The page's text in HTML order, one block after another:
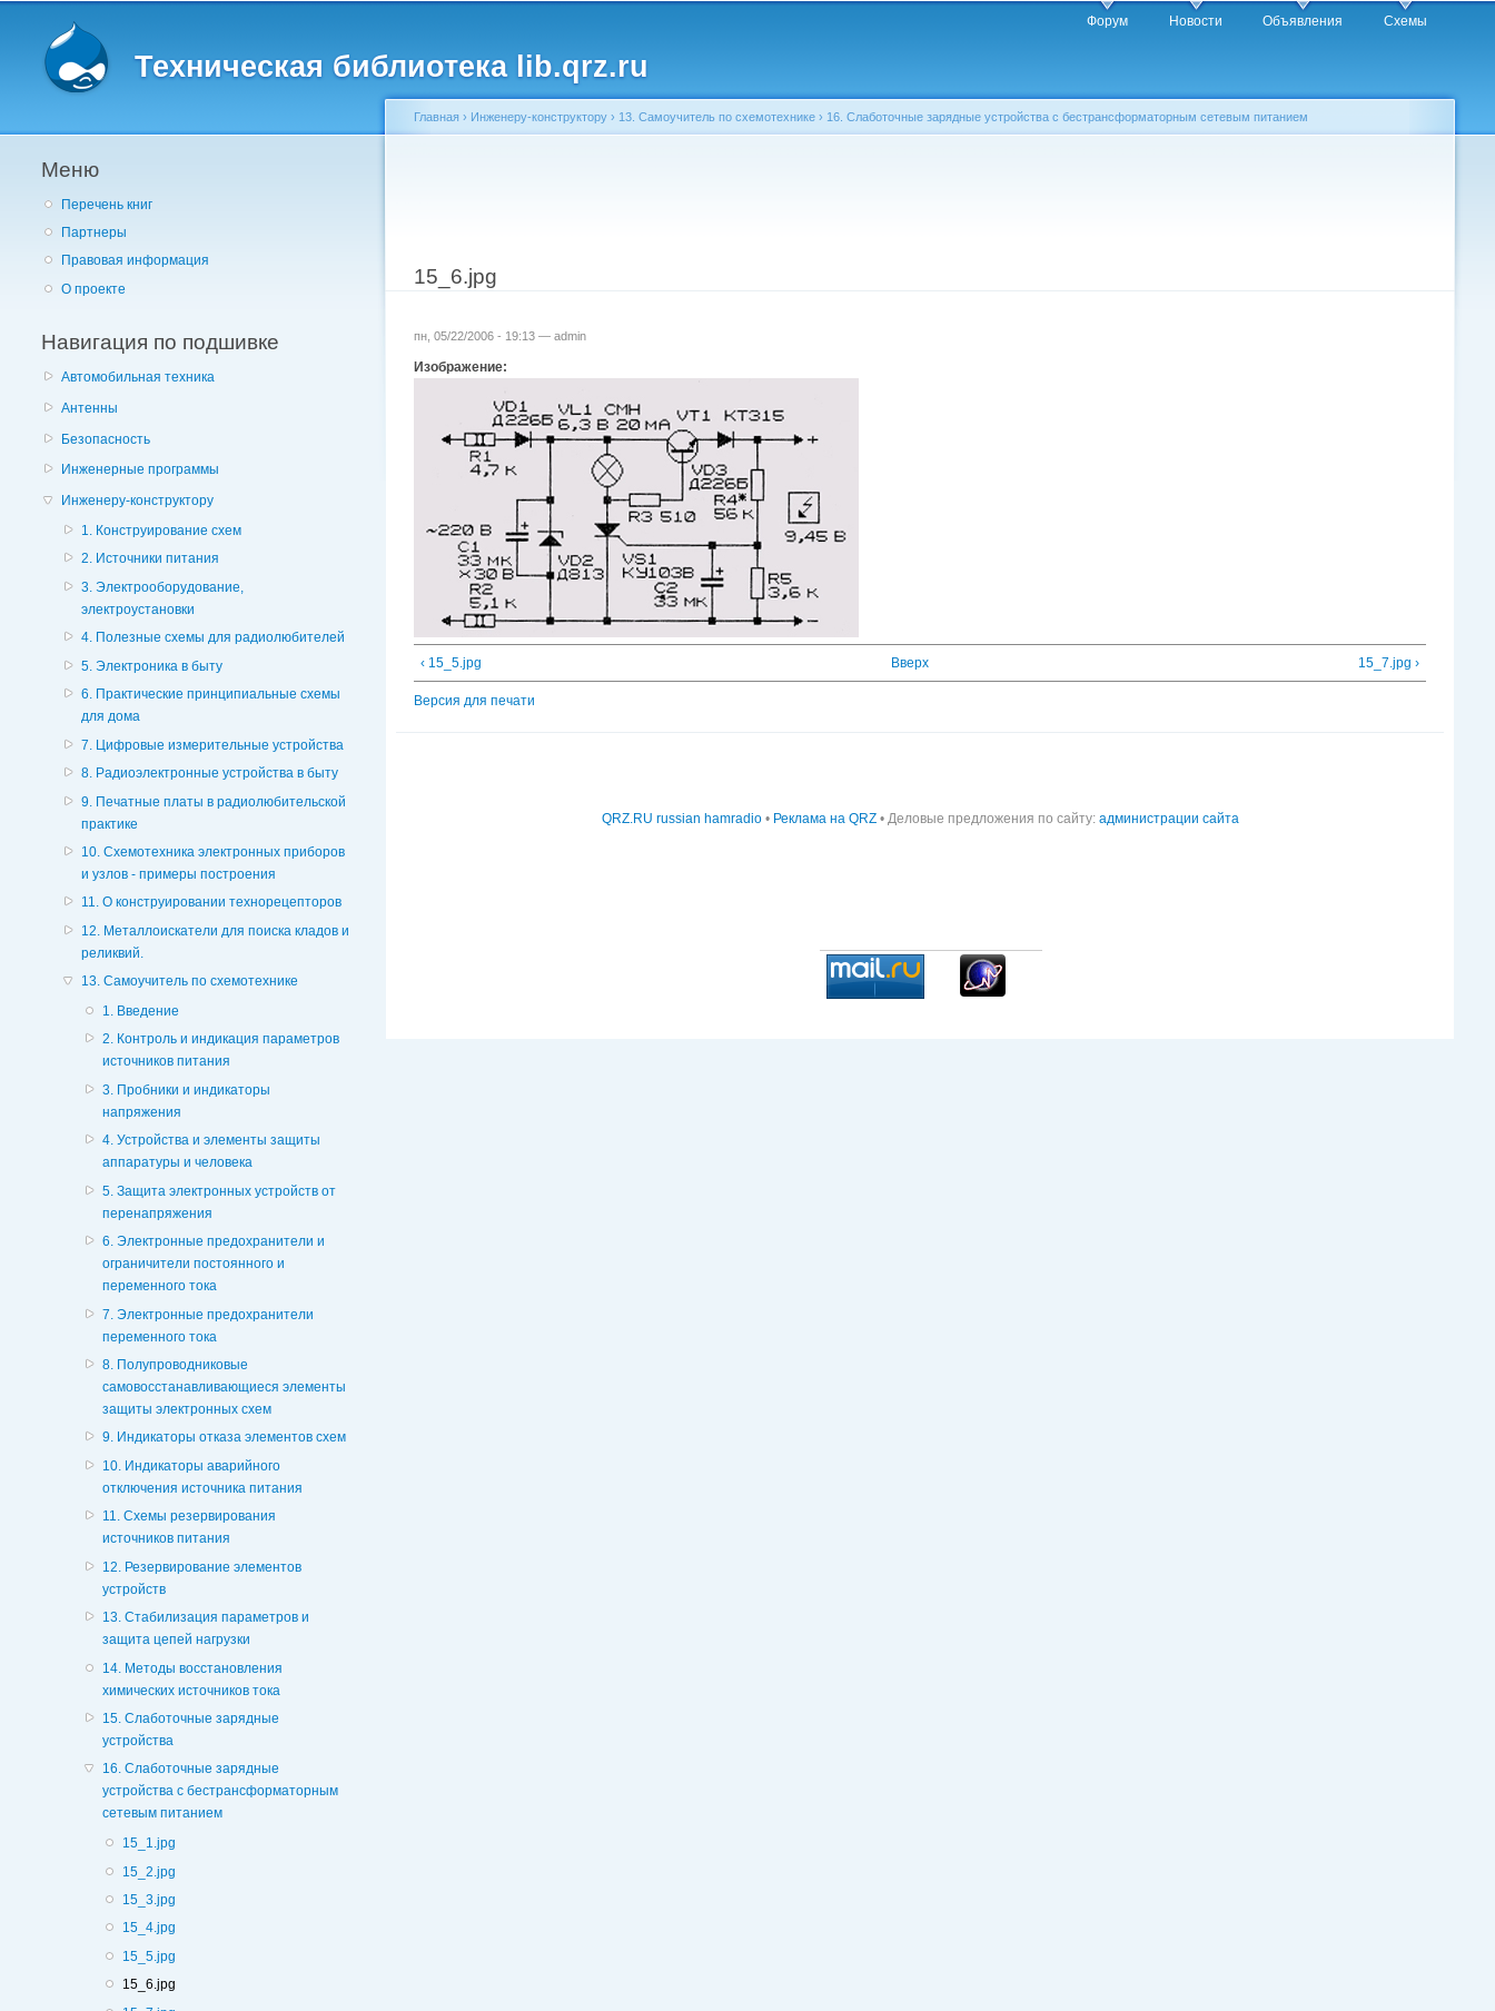
Техническая библиотека lib.qrz.ru
Форум Новости Объявления Схемы
Меню
Перечень книг
Партнеры
Правовая информация
О проекте
Навигация по подшивке
Автомобильная техника
Антенны
Безопасность
Инженерные программы
Инженеру-конструктору
1. Конструирование схем
2. Источники питания
3. Электрооборудование,
электроустановки
4. Полезные схемы для радиолюбителей
5. Электроника в быту
6. Практические принципиальные схемы
для дома
7. Цифровые измерительные устройства
8. Радиоэлектронные устройства в быту
9. Печатные платы в радиолюбительской
практике
10. Схемотехника электронных приборов
и узлов - примеры построения
11. О конструировании технорецепторов
12. Металлоискатели для поиска кладов и
реликвий.
13. Самоучитель по схемотехнике
1. Введение
2. Контроль и индикация параметров
источников питания
3. Пробники и индикаторы
напряжения
4. Устройства и элементы защиты
аппаратуры и человека
5. Защита электронных устройств от
перенапряжения
6. Электронные предохранители и
ограничители постоянного и
переменного тока
7. Электронные предохранители
переменного тока
8. Полупроводниковые
самовосстанавливающиеся элементы
защиты электронных схем
9. Индикаторы отказа элементов схем
10. Индикаторы аварийного
отключения источника питания
11. Схемы резервирования
источников питания
12. Резервирование элементов
устройств
13. Стабилизация параметров и
защита цепей нагрузки
14. Методы восстановления
химических источников тока
15. Слаботочные зарядные
устройства
16. Слаботочные зарядные
устройства с бестрансформаторным
сетевым питанием
15_1.jpg
15_2.jpg
15_3.jpg
15_4.jpg
15_5.jpg
15_6.jpg
Главная › Инженеру-конструктору › 13. Самоучитель по схемотехнике › 16. Слаботочные зарядные устройства с бестрансформаторным сетевым питанием
15_6.jpg
пн, 05/22/2006 - 19:13 — admin
Изображение:
‹ 15_5.jpg Вверх 15_7.jpg ›
Версия для печати
QRZ.RU russian hamradio• Реклама на QRZ• Деловые предложения по сайту: администрации сайта